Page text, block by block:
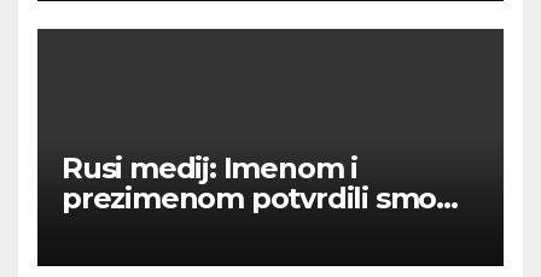
Rusi medij: Imenom i
prezimenom potvrdili smo
Ukraini.